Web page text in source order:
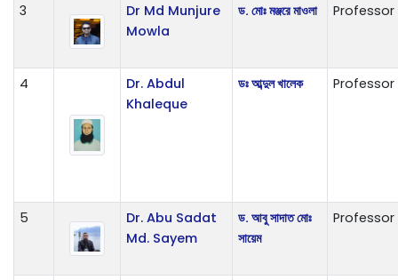
3
Dr Md Munjure
Mowla
ড. মোঃ মঞ্জরে মাওলা Professor
4
Dr. Abdul
Khaleque
ডঃ আব্দুল খালেক Professor
5
Dr. Abu Sadat
Md. Sayem
ড. আবু সাদাত মোঃ
সায়েম
Professor